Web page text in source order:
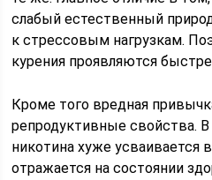
слабый естественный
к стрессовым нагрузкам.
курения проявляются
Кроме того вредная
репродуктивные свойства. В
никотина хуже усваивается
отражается на состоянии